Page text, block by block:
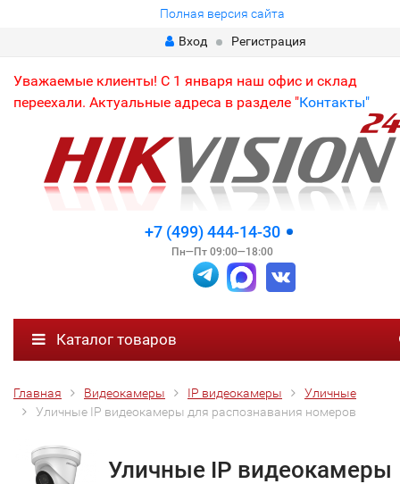
Полная версия сайта
Вход
Регистрация
Уважаемые клиенты! С 1 января наш офис и склад
переехали. Актуальные адреса в разделе "Контакты"
+7 (499) 444-14-30
Пн—Пт 09:00—18:00
Каталог товаров
Главная Видеокамеры IP видеокамеры
Уличные
Уличные IP видеокамеры для распознавания номеров
Уличные IP видеокамеры